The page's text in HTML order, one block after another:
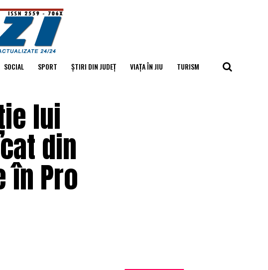
SOCIAL SPORT ȘTIRI DIN JUDEȚ VIAȚA ÎN JIU TURISM
lui
din
în Pro